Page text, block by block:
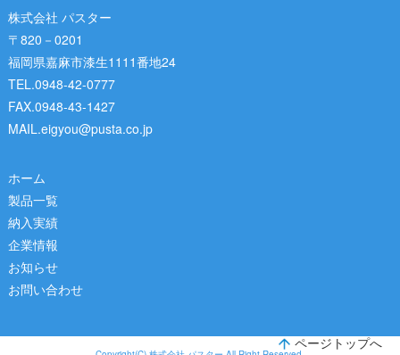
ページトップへ
株式会社 パスター
〒820－0201
福岡県嘉麻市漆生1111番地24
TEL.0948-42-0777
FAX.0948-43-1427
MAIL.eigyou@pusta.co.jp
ホーム
製品一覧
納入実績
企業情報
お知らせ
お問い合わせ